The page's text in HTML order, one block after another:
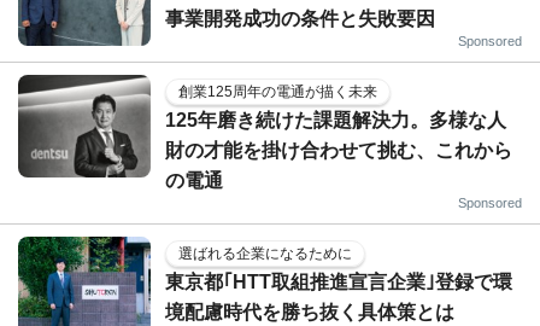
事業開発成功の条件と失敗要因
Sponsored
創業125周年の電通が描く未来
125年磨き続けた課題解決力。多様な人
財の才能を掛け合わせて挑む、これから
の電通
Sponsored
選ばれる企業になるために
東京都｢HTT取組推進宣言企業｣登録で環
境配慮時代を勝ち抜く具体策とは